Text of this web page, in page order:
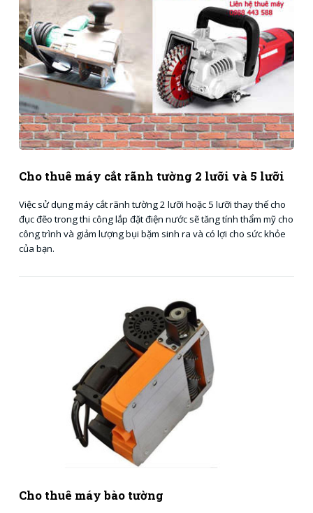
Cho thuê máy cắt rãnh tường 2 lưỡi và 5 lưỡi
Việc sử dụng máy cắt rãnh tường 2 lưỡi hoặc 5 lưỡi thay thế cho
đục đẽo trong thi công lắp đặt điện nước sẽ tăng tính thẩm mỹ cho
công trình và giảm lượng bụi bặm sinh ra và có lợi cho sức khỏe
của bạn.
Cho thuê máy bào tường